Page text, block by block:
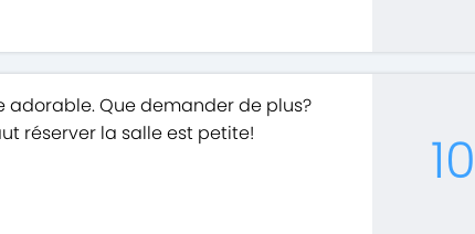
adorable. Que demander de plus?
réserver la salle est petite!
10